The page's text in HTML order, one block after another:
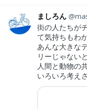
ましろん
街の人たちが
て気持ちもわ
あんな大きな
リーじゃない
人間と動物の
いろいろ考え